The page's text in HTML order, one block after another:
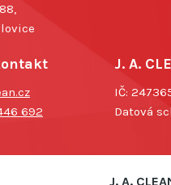
692
J. A.
IČ:
Datová
J. A.